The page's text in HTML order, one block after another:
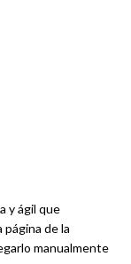
y ágil que
de la
manualmente